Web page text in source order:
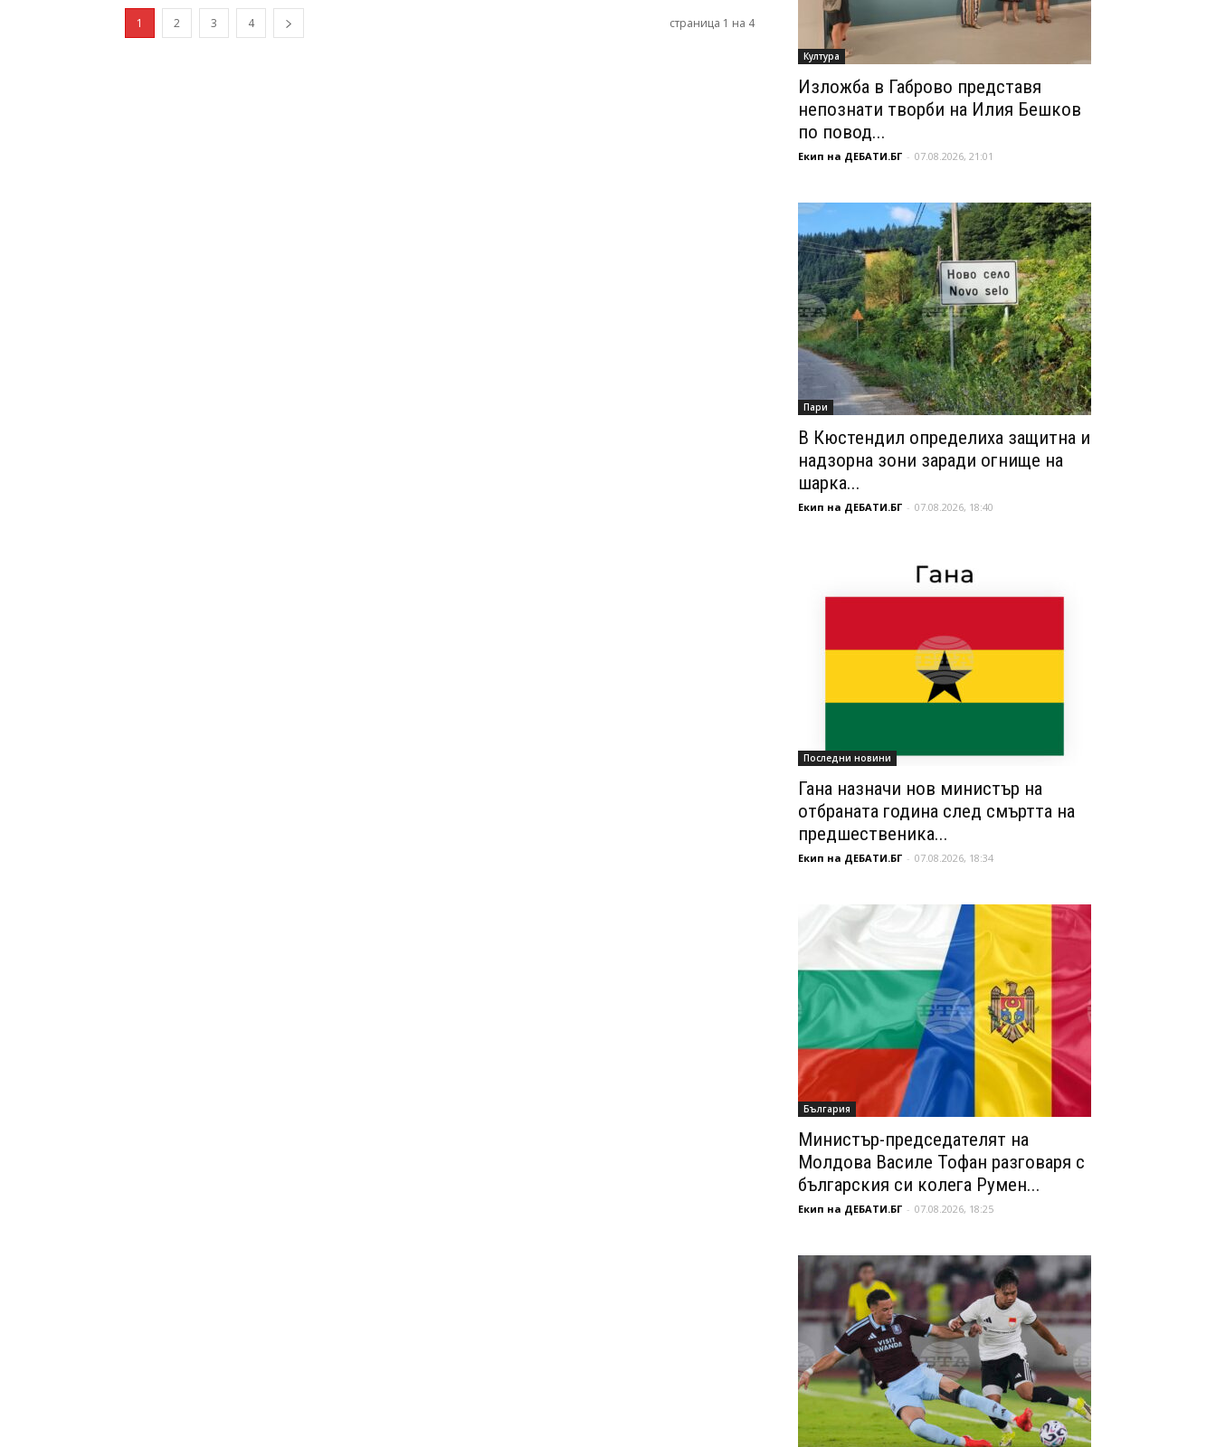
1 2 3 4 страница 1 на 4
Култура
Изложба в Габрово представя
непознати творби на Илия Бешков
по повод...
Екип на ДЕБАТИ.БГ - 07.08.2026, 21:01
Пари
В Кюстендил определиха защитна и
надзорна зони заради огнище на
шарка...
Екип на ДЕБАТИ.БГ - 07.08.2026, 18:40
Последни новини
Гана назначи нов министър на
отбраната година след смъртта на
предшественика...
Екип на ДЕБАТИ.БГ - 07.08.2026, 18:34
България
Министър-председателят на
Молдова Василе Тофан разговаря с
българския си колега Румен...
Екип на ДЕБАТИ.БГ - 07.08.2026, 18:25